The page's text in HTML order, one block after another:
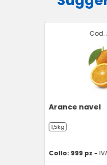
Cod.
Arance navel
1,5kg
Collo: 999 pz -